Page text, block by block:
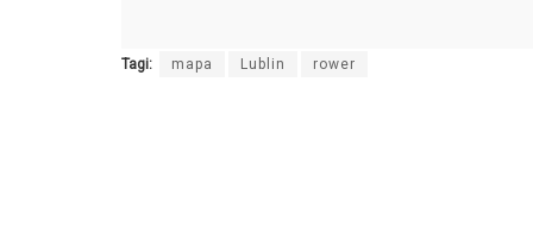
Tagi: mapa Lublin rower